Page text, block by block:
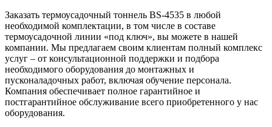
Заказать термоусадочный тоннель BS-4535 в любой
необходимой комплектации, в том числе в составе
термоусадочной линии «под ключ», вы можете в нашей
компании. Мы предлагаем своим клиентам полный комплекс
услуг – от консультационной поддержки и подбора
необходимого оборудования до монтажных и
пусконаладочных работ, включая обучение персонала.
Компания обеспечивает полное гарантийное и
постгарантийное обслуживание всего приобретенного у нас
оборудования.